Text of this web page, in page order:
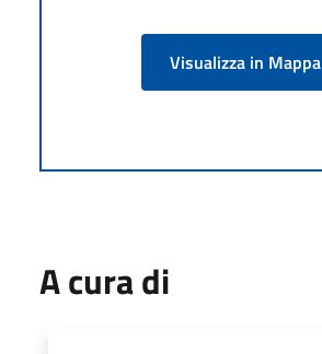
Visualizza in Mappa
A cura di